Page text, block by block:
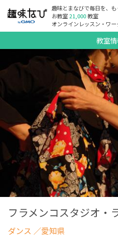
趣味とまなびで毎日を、も
お教室21,000教室
オンラインレッスン・ワ
教室
フラメンコスタジオ・
ダンス ／愛知県